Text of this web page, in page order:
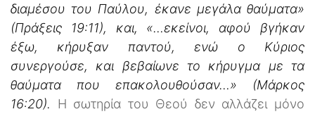
διαμέσου του Παύλου, έκανε μεγάλα θαύματα»
(Πράξεις 19:11), και, «…εκείνοι, αφού βγήκαν
έξω, κήρυξαν παντού, ενώ ο Κύριος
συνεργούσε, και βεβαίωνε το κήρυγμα με τα
θαύματα που επακολουθούσαν…» (Μάρκος
16:20). Η σωτηρία του Θεού δεν αλλάζει μόνο